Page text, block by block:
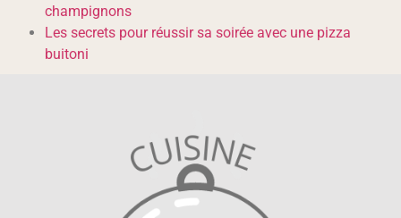
champignons
Les secrets pour réussir sa soirée avec une pizza
buitoni